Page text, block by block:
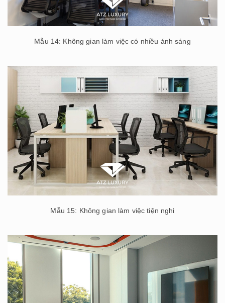
Mẫu 14: Không gian làm việc có nhiều ánh sáng
Mẫu 15: Không gian làm việc tiện nghi